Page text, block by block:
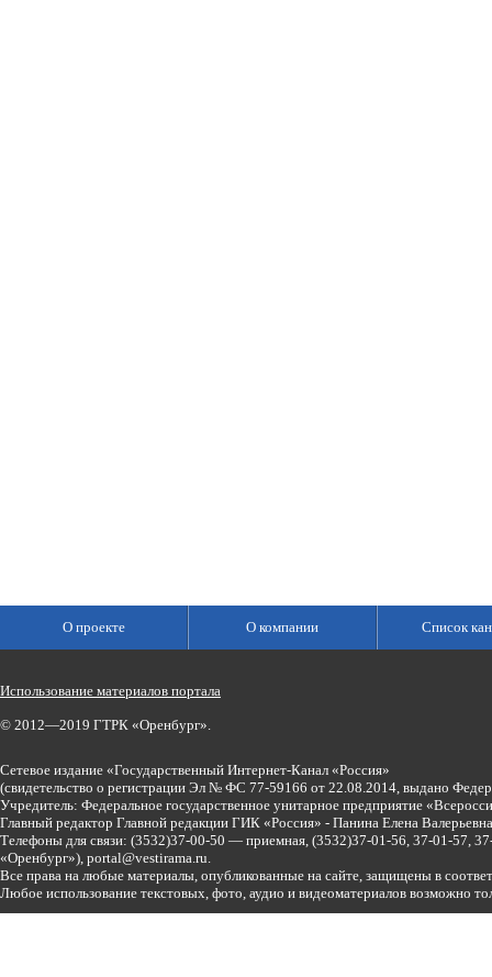
О проекте О компании Список
Использование материалов портала
© 2012—2019 ГТРК «Оренбург».
Сетевое издание «Государственный Интернет-Канал «Россия»
(свидетельство о регистрации Эл № ФС 77-59166 от 22.08.2014, выдано
Учредитель: Федеральное государственное унитарное предприятие
Главный редактор Главной редакции ГИК «Россия» - Панина Елена
Телефоны для связи: (3532)37-00-50 — приемная, (3532)37-01-56, 37-01-57,
«Оренбург»), portal@vestirama.ru.
Все права на любые материалы, опубликованные на сайте, защищены в
Любое использование текстовых, фото, аудио и видеоматериалов возможно